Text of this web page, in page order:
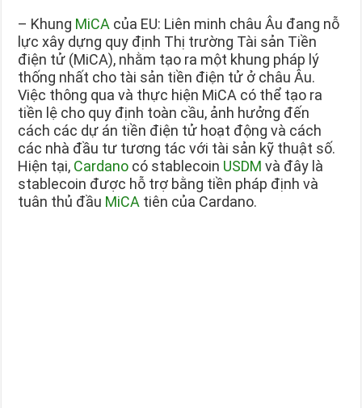
– Khung MiCA của EU: Liên minh châu Âu đang nỗ
lực xây dựng quy định Thị trường Tài sản Tiền
điện tử (MiCA), nhằm tạo ra một khung pháp lý
thống nhất cho tài sản tiền điện tử ở châu Âu.
Việc thông qua và thực hiện MiCA có thể tạo ra
tiền lệ cho quy định toàn cầu, ảnh hưởng đến
cách các dự án tiền điện tử hoạt động và cách
các nhà đầu tư tương tác với tài sản kỹ thuật số.
Hiện tại, Cardano có stablecoin USDM và đây là
stablecoin được hỗ trợ bằng tiền pháp định và
tuân thủ đầu MiCA tiên của Cardano.